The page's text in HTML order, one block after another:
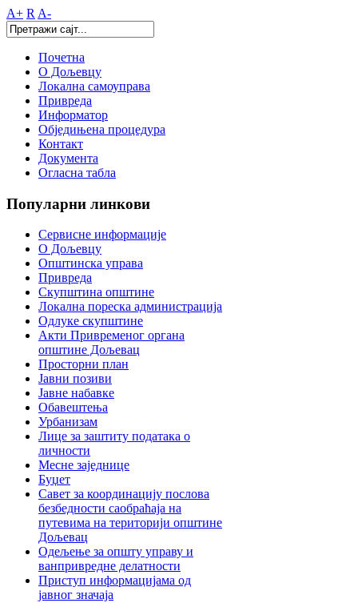
A+ R A-
Почетна
О Дољевцу
Локална самоуправа
Привреда
Информатор
Обједињена процедура
Контакт
Документа
Огласна табла
Популарни линкови
Сервисне информације
О Дољевцу
Општинска управа
Привреда
Скупштина општине
Локална пореска администрација
Одлуке скупштине
Акти Привременог органа
општине Дољевац
Просторни план
Јавни позиви
Јавне набавке
Обавештења
Урбанизам
Лице за заштиту података о
личности
Месне заједнице
Буџет
Савет за координацију послова
безбедности саобраћаја на
путевима на територији општине
Дољевац
Одељење за општу управу и
ванпривредне делатности
Приступ информацијама од
јавног значаја